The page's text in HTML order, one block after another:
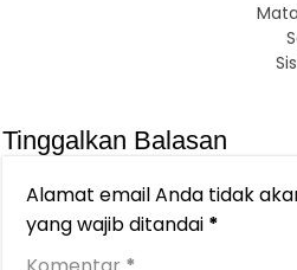
Tinggalkan Balasan
Alamat email Anda tidak
yang wajib ditandai *